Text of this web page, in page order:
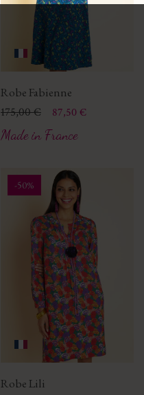
Robe Fabienne
Prix
Prix de base
175,00 € 87,50 €
Made in France
-50%
Robe Lili